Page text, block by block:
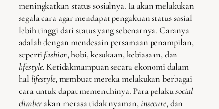
meningkatkan status sosialnya. Ia akan melakukan
segala cara agar mendapat pengakuan status sosial
lebih tinggi dari status yang sebenarnya. Caranya
adalah dengan mendesain persamaan penampilan,
seperti fashion, hobi, kesukaan, kebiasaan, dan
lifestyle. Ketidakmampuan secara ekonomi dalam
hal lifestyle, membuat mereka melakukan berbagai
cara untuk dapat memenuhinya. Para pelakusocial
climberakan merasa tidak nyaman, insecure, dan